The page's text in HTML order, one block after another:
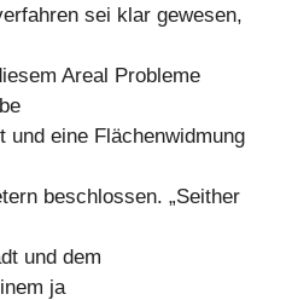
sei klar gewesen,
Areal Probleme
und eine Flächenwidmung
beschlossen. „Seither
und dem
ja